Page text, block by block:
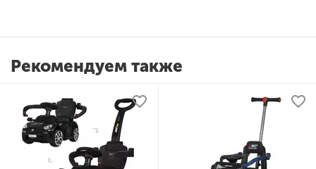
Рекомендуем также